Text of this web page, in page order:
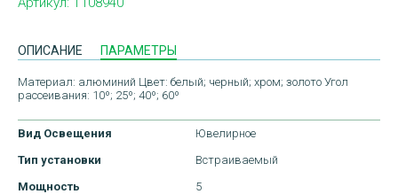
ОПИСАНИЕ ПАРАМЕТРЫ
Материал: алюминий Цвет: белый; черный; хром; золото Угол
рассеивания: 10º; 25º; 40º; 60º
Вид Освещения
Ювелирное
Тип установки
Встраиваемый
Мощность
5